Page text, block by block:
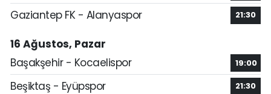
Gaziantep FK - Alanyaspor 21:30
16 Ağustos, Pazar
Başakşehir - Kocaelispor
19:00
Beşiktaş - Eyüpspor 21:30